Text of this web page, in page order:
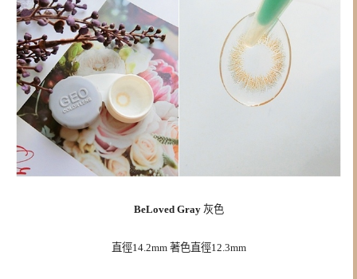
BeLoved Gray 灰色
直徑14.2mm 著色直徑12.3mm